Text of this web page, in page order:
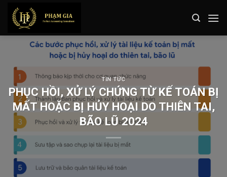
content
TIN TỨC
PHỤC HỒI, XỬ LÝ CHỨNG TỪ KẾ TOÁN BỊ
MẤT HOẶC BỊ HỦY HOẠI DO THIÊN TAI,
BÃO LŨ 2024